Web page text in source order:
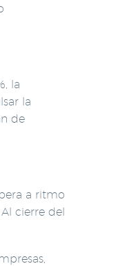
la
la
de
a ritmo
cierre del